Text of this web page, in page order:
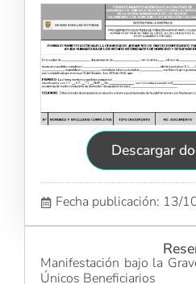
Descargar
Fecha publicación: 13/
Manifestación bajo la
Únicos Beneficiarios